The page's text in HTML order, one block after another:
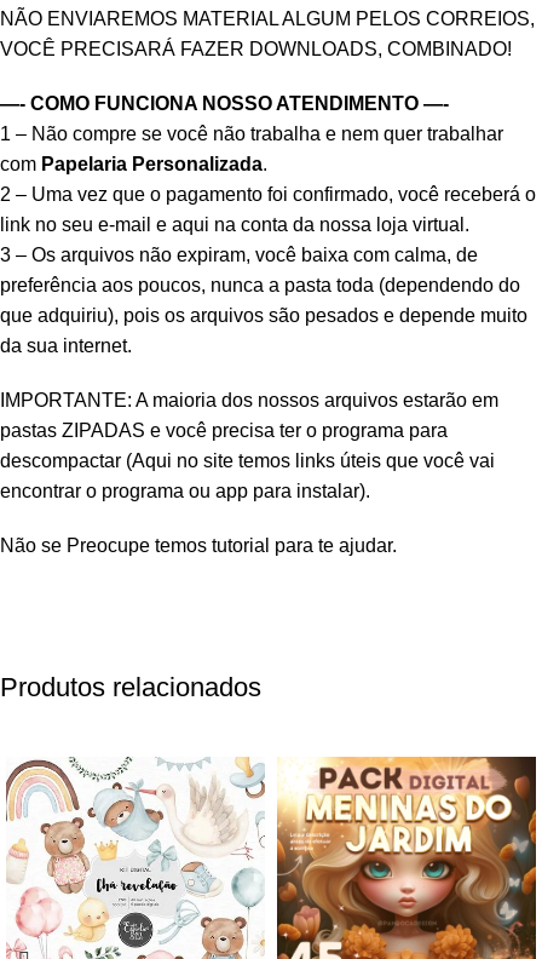
NÃO ENVIAREMOS MATERIAL ALGUM PELOS CORREIOS,
VOCÊ PRECISARÁ FAZER DOWNLOADS, COMBINADO!
—- COMO FUNCIONA NOSSO ATENDIMENTO —-
1 – Não compre se você não trabalha e nem quer trabalhar
com Papelaria Personalizada.
2 – Uma vez que o pagamento foi confirmado, você receberá o
link no seu e-mail e aqui na conta da nossa loja virtual.
3 – Os arquivos não expiram, você baixa com calma, de
preferência aos poucos, nunca a pasta toda (dependendo do
que adquiriu), pois os arquivos são pesados e depende muito
da sua internet.
IMPORTANTE: A maioria dos nossos arquivos estarão em
pastas ZIPADAS e você precisa ter o programa para
descompactar (Aqui no site temos links úteis que você vai
encontrar o programa ou app para instalar).
Não se Preocupe temos tutorial para te ajudar.
Produtos relacionados